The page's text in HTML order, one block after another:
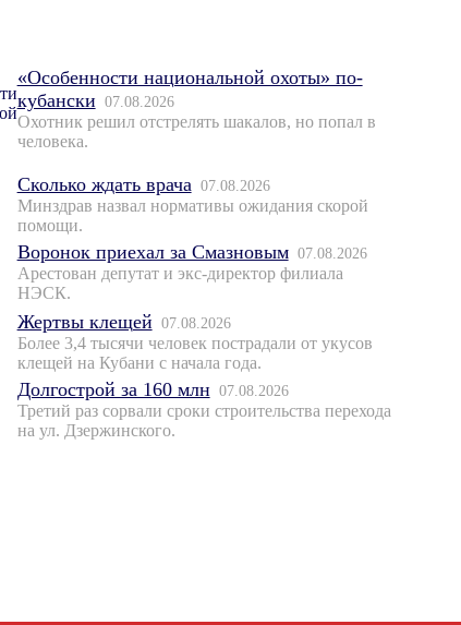
«Особенности национальной охоты» по-
кубански 07.08.2026
Охотник решил отстрелять шакалов, но попал в
человека.
Сколько ждать врача 07.08.2026
Минздрав назвал нормативы ожидания скорой
помощи.
Воронок приехал за Смазновым 07.08.2026
Арестован депутат и экс-директор филиала
НЭСК.
Жертвы клещей 07.08.2026
Более 3,4 тысячи человек пострадали от укусов
клещей на Кубани с начала года.
Долгострой за 160 млн 07.08.2026
Третий раз сорвали сроки строительства перехода
на ул. Дзержинского.